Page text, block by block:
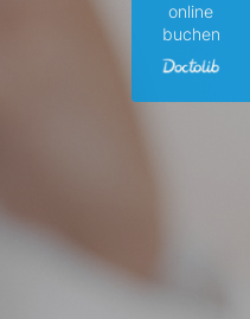
online
buchen